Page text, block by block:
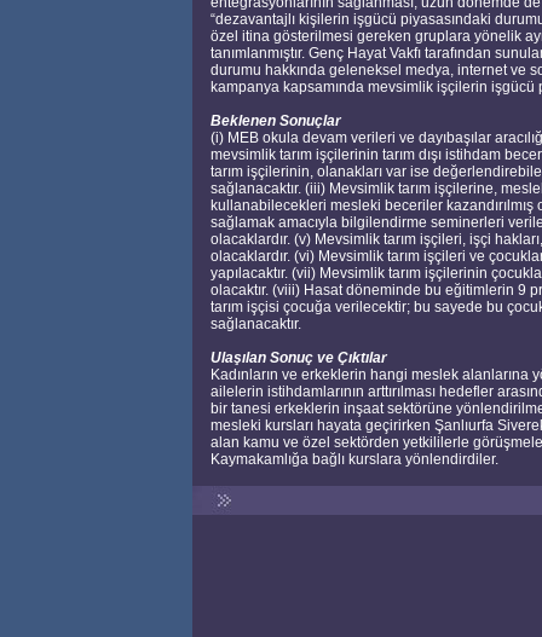
“dezavantajlı kişilerin işgücü piyasasındaki
özel itina gösterilmesi gereken gruplara yönelik
tanımlanmıştır. Genç Hayat Vakfı tarafından
durumu hakkında geleneksel medya, internet ve
kampanya kapsamında mevsimlik işçilerin
Beklenen Sonuçlar
(i) MEB okula devam verileri ve dayıbaşılar
mevsimlik tarım işçilerinin tarım dışı istihdam
tarım işçilerinin, olanakları var ise
sağlanacaktır. (iii) Mevsimlik tarım işçilerine,
kullanabilecekleri mesleki beceriler kazandırılmış
sağlamak amacıyla bilgilendirme seminerleri
olacaklardır. (v) Mevsimlik tarım işçileri, işçi
olacaklardır. (vi) Mevsimlik tarım işçileri ve
yapılacaktır. (vii) Mevsimlik tarım işçilerinin
olacaktır. (viii) Hasat döneminde bu eğitimlerin 9
tarım işçisi çocuğa verilecektir; bu sayede bu
sağlanacaktır.
Ulaşılan Sonuç ve Çıktılar
Kadınların ve erkeklerin hangi meslek
ailelerin istihdamlarının arttırılması hedefler
bir tanesi erkeklerin inşaat sektörüne
mesleki kursları hayata geçirirken Şanlıurfa
alan kamu ve özel sektörden yetkililerle
Kaymakamlığa bağlı kurslara yönlendirdiler.